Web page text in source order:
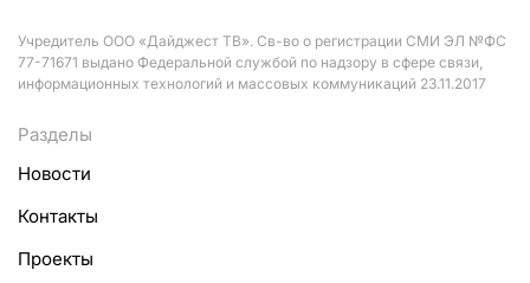
Учредитель ООО «Дайджест ТВ». Св-во о регистрации СМИ ЭЛ №ФС
77-71671 выдано Федеральной службой по надзору в сфере связи,
информационных технологий и массовых коммуникаций 23.11.2017
Разделы
Новости
Контакты
Проекты